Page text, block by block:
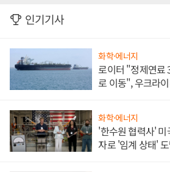
인기기사
화학·에너지
로이터 "정제연료
로 이동", 우크라
화학·에너지
'한수원 협력사' 미
자로 '임계 상태'